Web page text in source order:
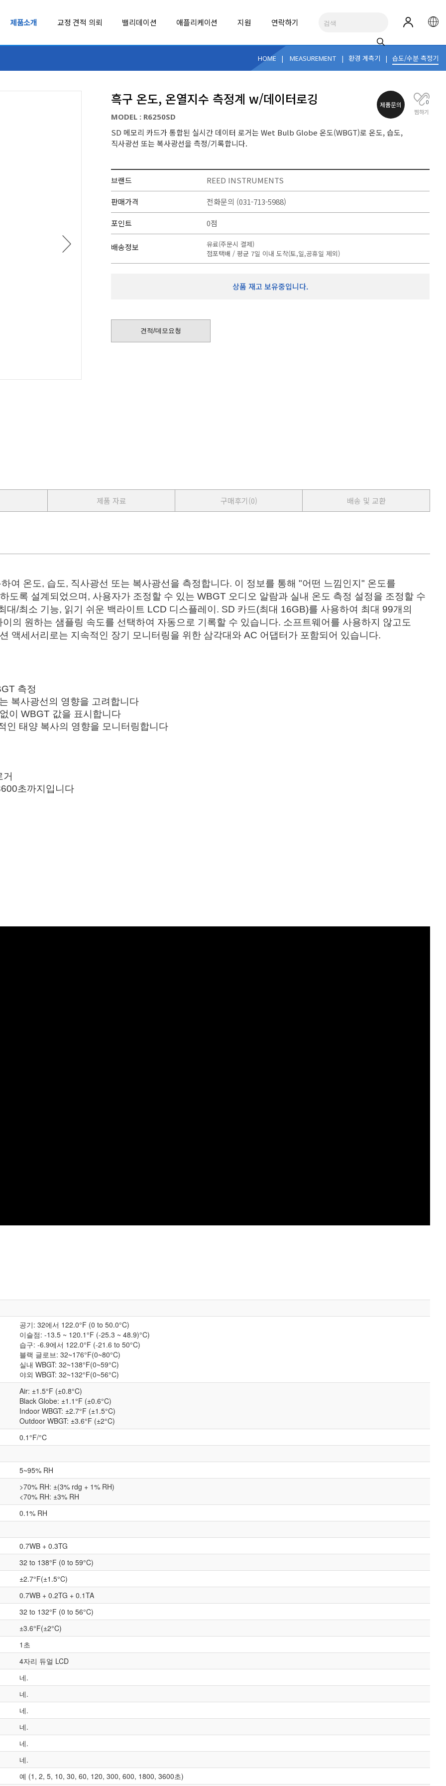
AFG-4000
AFG-4000 임의함수발생기
SpotCheck
RALSTON INSTRUMENTS
SOUNDWATER
SUJING
TMI-ORION
TMI-ORION DYNAMICS
제품소개 교정 견적 의뢰 밸리데이션 애플리케이션
정보통신 성능점검 등록장비, 추천제품 NCD 4세대 산업용 IoT 무선 스마트 진동 센서 교실 내 공기 환경 모니터링
지원 연락하기
HOME | MEASUREMENT | 환경 계측기 | 습도/수분 측정기
다
음
흑구 온도, 온열지수 측정계 w/데이터로깅
MODEL : R6250SD
SD 메모리 카드가 통합된 실시간 데이터 로거는 Wet Bulb Globe 온도(WBGT)로 온도, 습도,
직사광선 또는 복사광선을 측정/기록합니다.
제품문의
0
찜하기
브랜드 REED INSTRUMENTS
판매가격 전화문의 (031-713-5988)
포인트 0점
배송정보
유료(주문시 결제)
점포택배 / 평균 7일 이내 도착(토,일,공휴일 제외)
상품 재고 보유중입니다.
견적/데모요청
제품 자료 구매후기(0) 배송 및 교환
여 온도, 습도, 직사광선 또는 복사광선을 측정합니다. 이 정보를 통해 "어떤 느낌인지" 온도를
도록 설계되었으며, 사용자가 조정할 수 있는 WBGT 오디오 알람과 실내 온도 측정 설정을 조정할 수
대/최소 기능, 읽기 쉬운 백라이트 LCD 디스플레이. SD 카드(최대 16GB)를 사용하여 최대 99개의
의 원하는 샘플링 속도를 선택하여 자동으로 기록할 수 있습니다. 소프트웨어를 사용하지 않고도
액세서리로는 지속적인 장기 모니터링을 위한 삼각대와 AC 어댑터가 포함되어 있습니다.
측정
복사광선의 영향을 고려합니다
이 WBGT 값을 표시합니다
인 태양 복사의 영향을 모니터링합니다
초까지입니다
공기: 32에서 122.0°F (0 to 50.0°C)
이슬점: -13.5 ~ 120.1°F (-25.3 ~ 48.9)°C)
습구: -6.9에서 122.0°F (-21.6 to 50°C)
블랙 글로브: 32~176°F(0~80°C)
실내 WBGT: 32~138°F(0~59°C)
야외 WBGT: 32~132°F(0~56°C)
Air: ±1.5°F (±0.8°C)
Black Globe: ±1.1°F (±0.6°C)
Indoor WBGT: ±2.7°F (±1.5°C)
Outdoor WBGT: ±3.6°F (±2°C)
0.1°F/°C
5~95% RH
>70% RH: ±(3% rdg + 1% RH)
<70% RH: ±3% RH
0.1% RH
0.7WB + 0.3TG
32 to 138°F (0 to 59°C)
±2.7°F(±1.5°C)
0.7WB + 0.2TG + 0.1TA
32 to 132°F (0 to 56°C)
±3.6°F(±2°C)
1초
4자리 듀얼 LCD
네.
네.
네.
네.
네.
네.
예 (1, 2, 5, 10, 30, 60, 120, 300, 600, 1800, 3600초)